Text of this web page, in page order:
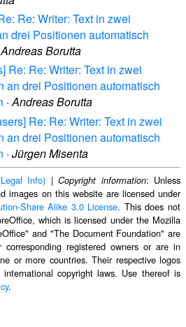
Re: Writer: Text in zwei
drei Positionen automatisch
Andreas Borutta
Re: Re: Writer: Text in zwei
an drei Positionen automatisch
·Andreas Borutta
Re: Re: Writer: Text in zwei
an drei Positionen automatisch
· Jürgen Misenta
Info) |Copyright information: Unless
images on this website are licensed under
Share Alike 3.0 License. This does not
which is licensed under the Mozilla
and "The Document Foundation" are
registered owners or are in
or more countries. Their respective logos
copyright laws. Use thereof is
.